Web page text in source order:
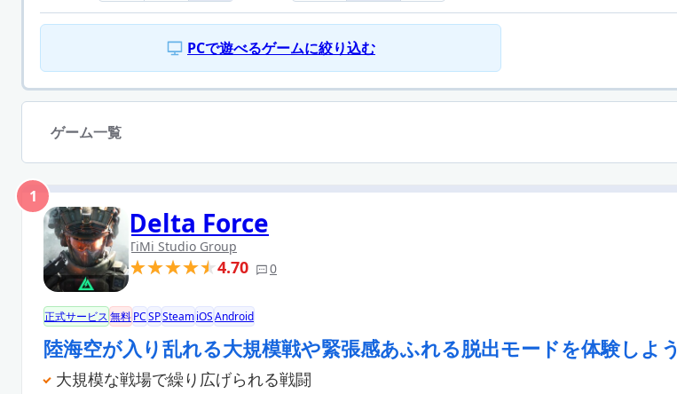
PCで遊べるゲームに絞り込む
ゲーム一覧
Delta Force
TiMi Studio Group
4.70 0
1
正式サービス無料PCSPSteamiOSAndroid
陸海空が入り乱れる大規模戦や緊張感あふれる脱出モードを体験しよう
大規模な戦場で繰り広げられる戦闘